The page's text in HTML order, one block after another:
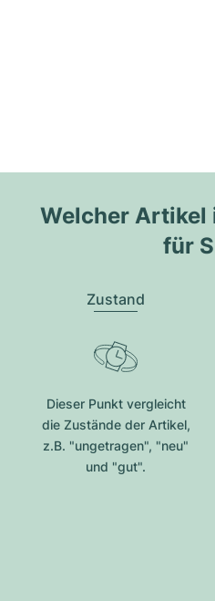
Welcher
für
Zustand
Dieser Punkt vergleicht
die Zustände der Artikel,
z.B. "ungetragen", "neu"
und "gut".